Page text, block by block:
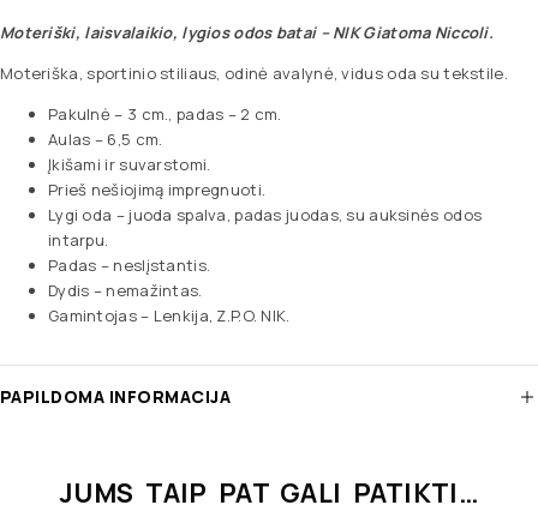
Moteriški, laisvalaikio, lygios odos batai – NIK Giatoma Niccoli.
Moteriška, sportinio stiliaus, odinė avalynė, vidus oda su tekstile.
Pakulnė – 3 cm., padas – 2 cm.
Aulas – 6,5 cm.
Įkišami ir suvarstomi.
Prieš nešiojimą impregnuoti.
Lygi oda – juoda spalva, padas juodas, su auksinės odos
intarpu.
Padas – neslįstantis.
Dydis – nemažintas.
Gamintojas – Lenkija, Z.P.O. NIK.
PAPILDOMA INFORMACIJA
JUMS TAIP PAT GALI PATIKTI…